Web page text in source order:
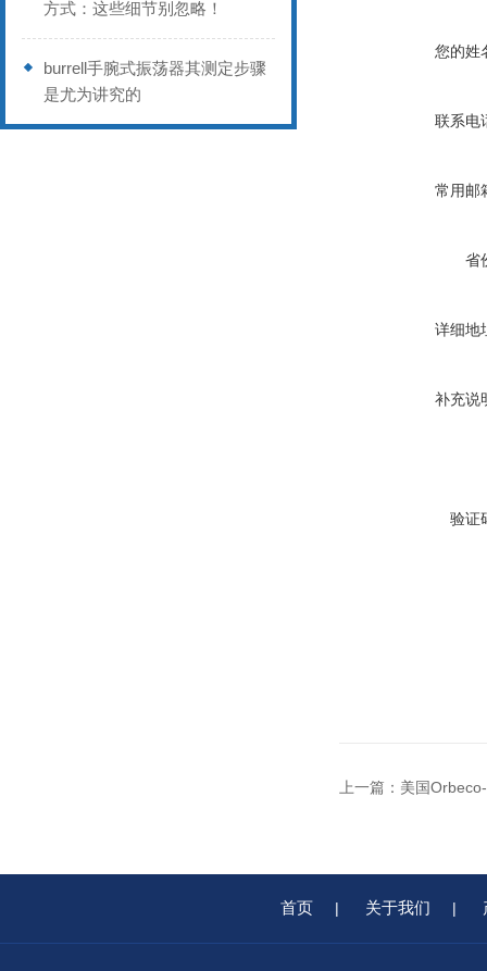
方式：这些细节别忽略！
burrell手腕式振荡器其测定步骤
是尤为讲究的
您的姓
联系电
常用邮
省
详细地
补充说
验证
上一篇： 美国
首页 | 关于我们 |